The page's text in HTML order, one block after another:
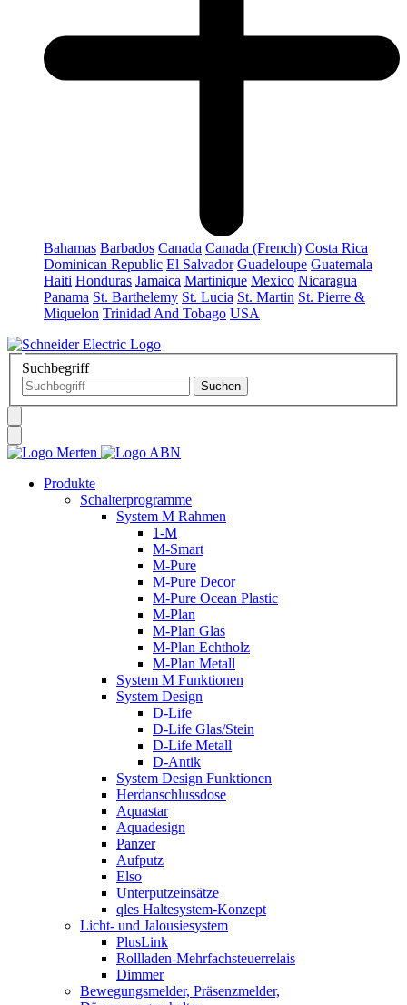
Bahamas Barbados Canada Canada (French) Costa Rica
Dominican Republic El Salvador Guadeloupe Guatemala
Haiti Honduras Jamaica Martinique Mexico Nicaragua
Panama St. Barthelemy St. Lucia St. Martin St. Pierre &
Miquelon Trinidad And Tobago USA
Suchbegriff
Produkte
Schalterprogramme
System M Rahmen
1-M
M-Smart
M-Pure
M-Pure Decor
M-Pure Ocean Plastic
M-Plan
M-Plan Glas
M-Plan Echtholz
M-Plan Metall
System M Funktionen
System Design
D-Life
D-Life Glas/Stein
D-Life Metall
D-Antik
System Design Funktionen
Herdanschlussdose
Aquastar
Aquadesign
Panzer
Aufputz
Elso
Unterputzeinsätze
qles Haltesystem-Konzept
Licht- und Jalousiesystem
PlusLink
Rollladen-Mehrfachsteuerrelais
Dimmer
Bewegungsmelder, Präsenzmelder,